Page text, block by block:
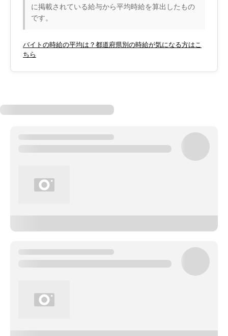
に掲載されている給与から平均時給を算出したもの
です。
バイトの時給の平均は？都道府県別の時給が気になる方はこ
ちら